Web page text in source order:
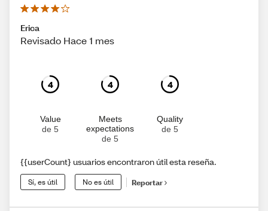
Erica
Revisado Hace 1 mes
4
Value
de 5
4
Meets
expectations
de 5
4
Quality
de 5
{{userCount} usuarios encontraron útil esta reseña.
Sí, es útil No es útil Reportar